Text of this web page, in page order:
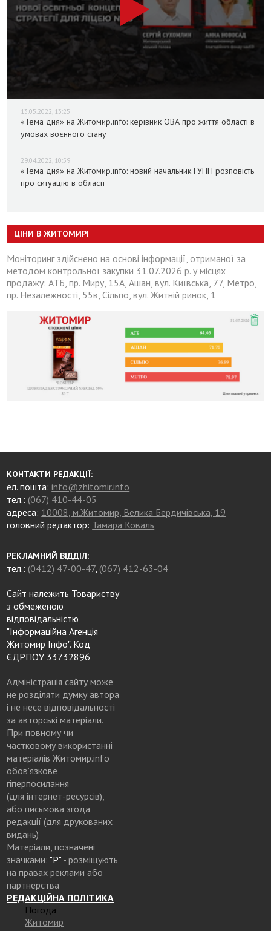
13.05.2022, 13:25
«Тема дня» на Житомир.info: керівник ОВА про життя області в
умовах воєнного стану
29.04.2022, 10:59
«Тема дня» на Житомир.info: новий начальник ГУНП розповість
про ситуацію в області
ЦІНИ В ЖИТОМИРІ
Моніторинг здійснено на основі інформації, отриманої за
методом контрольної закупки 31.07.2026 р. у місцях
продажу: АТБ, пр. Миру, 15А, Ашан, вул. Київська, 77, Метро,
пр. Незалежності, 55в, Сільпо, вул. Житній ринок, 1
КОНТАКТИ РЕДАКЦІЇ:
ел. пошта:info@zhitomir.info
тел.: (067) 410-44-05
адреса: 10008, м.Житомир, Велика Бердичівська, 19
головний редактор: Тамара Коваль
РЕКЛАМНИЙ ВІДДІЛ:
тел.: (0412) 47-00-47, (067) 412-63-04
Сайт належить Товариству
з обмеженою
відповідальністю
"Інформаційна Агенція
Житомир Інфо". Код
ЄДРПОУ 33732896
Адміністрація сайту може
не розділяти думку автора
і не несе відповідальності
за авторські матеріали.
При повному чи
частковому використанні
матеріалів Житомир.info
обов’язкове
гіперпосилання
(для інтернет-ресурсів),
або письмова згода
редакції (для друкованих
видань)
Матеріали, позначені
значками: "Р"- розміщують
на правах реклами або
партнерства
РЕДАКЦІЙНА ПОЛІТИКА
Погода
Житомир